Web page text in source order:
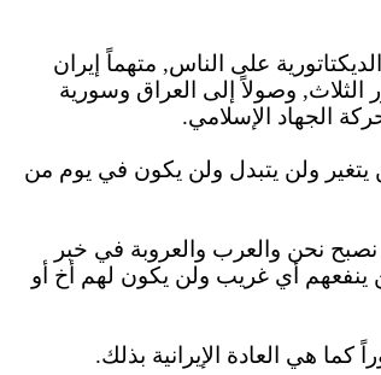
على الناس, متهماً إيران
الثلاث, وصولاً إلى العراق وسورية
الجهاد الإسلامي.
يتغير ولن يتبدل ولن يكون في يوم من
نحن والعرب والعروبة في خبر
ينفعهم أي غريب ولن يكون لهم أخ أو
هي العادة الإيرانية بذلك.